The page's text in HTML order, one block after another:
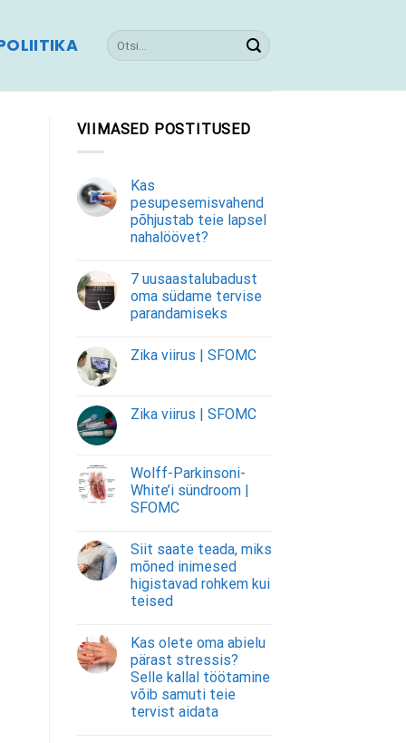
VIIMASED POSTITUSED
Kas
pesupesemisvahend
põhjustab teie lapsel
nahalöövet?
7 uusaastalubadust
oma südame tervise
parandamiseks
Zika viirus | SFOMC
Zika viirus | SFOMC
Wolff-Parkinsoni-
White’i sündroom |
SFOMC
Siit saate teada, miks
mõned inimesed
higistavad rohkem kui
teised
Kas olete oma abielu
pärast stressis?
Selle kallal töötamine
võib samuti teie
tervist aidata